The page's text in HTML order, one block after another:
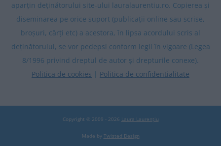
aparțin deținătorului site-ului lauralaurentiu.ro. Copierea și
diseminarea pe orice suport (publicații online sau scrise,
broșuri, cărți etc) a acestora, în lipsa acordului scris al
deținătorului, se vor pedepsi conform legii în vigoare (Legea
8/1996 privind dreptul de autor și drepturile conexe).
Politica de cookies | Politica de confidentialitate
Copyright © 2009 - 2026 Laura Laurențiu
Made by Twisted Design